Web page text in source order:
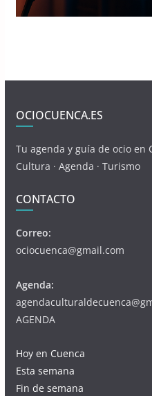
OCIOCUENCA.ES
Tu agenda y guía de ocio en
Cultura · Agenda · Turismo
CONTACTO
Correo:
ociocuenca@gmail.com
Agenda:
AGENDA
Hoy en Cuenca
Esta semana
Fin de semana